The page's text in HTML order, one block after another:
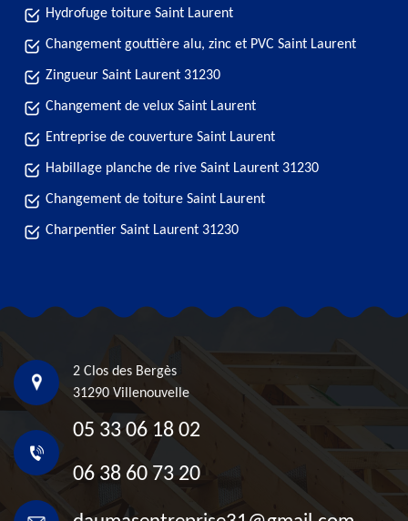
Hydrofuge toiture Saint Laurent
Changement gouttière alu, zinc et PVC Saint Laurent
Zingueur Saint Laurent 31230
Changement de velux Saint Laurent
Entreprise de couverture Saint Laurent
Habillage planche de rive Saint Laurent 31230
Changement de toiture Saint Laurent
Charpentier Saint Laurent 31230
2 Clos des Bergès
31290 Villenouvelle
05 33 06 18 02
06 38 60 73 20